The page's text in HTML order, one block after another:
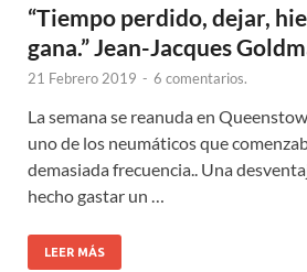
“Tiempo perdido, dejar,
gana.” Jean-Jacques
21 Febrero 2019 - 6 comentarios.
La semana se reanuda en
uno de los neumáticos que
demasiada frecuencia.. Una
hecho gastar un …
LEER MÁS